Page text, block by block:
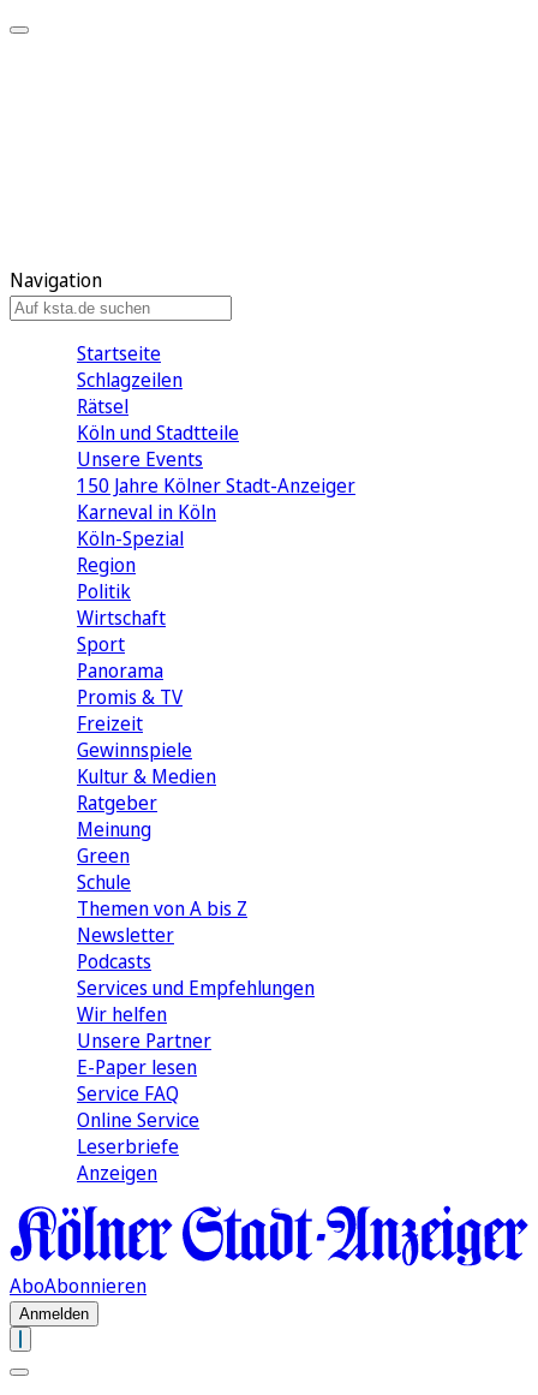
Navigation
Startseite
Schlagzeilen
Rätsel
Köln und Stadtteile
Unsere Events
150 Jahre Kölner Stadt-Anzeiger
Karneval in Köln
Köln-Spezial
Region
Politik
Wirtschaft
Sport
Panorama
Promis & TV
Freizeit
Gewinnspiele
Kultur & Medien
Ratgeber
Meinung
Green
Schule
Themen von A bis Z
Newsletter
Podcasts
Services und Empfehlungen
Wir helfen
Unsere Partner
E-Paper lesen
Service FAQ
Online Service
Leserbriefe
Anzeigen
AboAbonnieren
Anmelden